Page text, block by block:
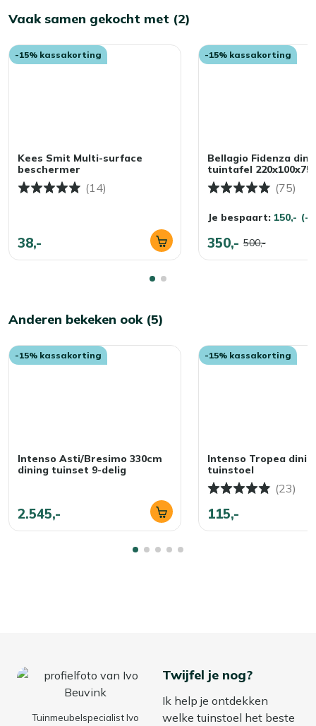
Vaak samen gekocht met (2)
-15% kassakorting
Kees Smit Multi-surface
beschermer
(14)
38,-
-15% kassakorting
Bellagio Fidenza
tuintafel
(75)
Je bespaart: 150,- (-
350,- 500,-
Anderen bekeken ook (5)
-15% kassakorting
Intenso Asti/Bresimo 330cm
dining tuinset 9-delig
2.545,-
-15% kassakorting
Intenso Tropea
tuinstoel
(23)
115,-
Tuinmeubelspecialist Ivo
Twijfel je nog?
Ik help je ontdekken
welke tuinstoel het beste